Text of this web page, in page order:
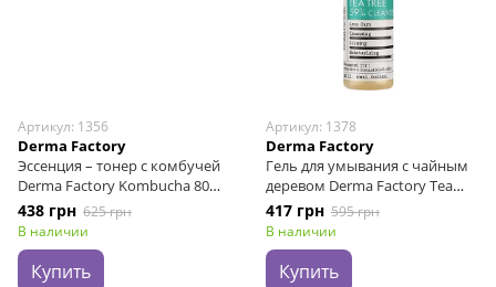
Артикул: 1356
Derma Factory
Эссенция – тонер с комбучей
Derma Factory Kombucha 80%
Treatment, 150 мл
438 грн 625 грн
В наличии
Купить
Артикул: 1378
Derma Factory
Гель для умывания с чайным
деревом Derma Factory Tea
Tree 59% Cleanser, 150 мл
417 грн 595 грн
В наличии
Купить